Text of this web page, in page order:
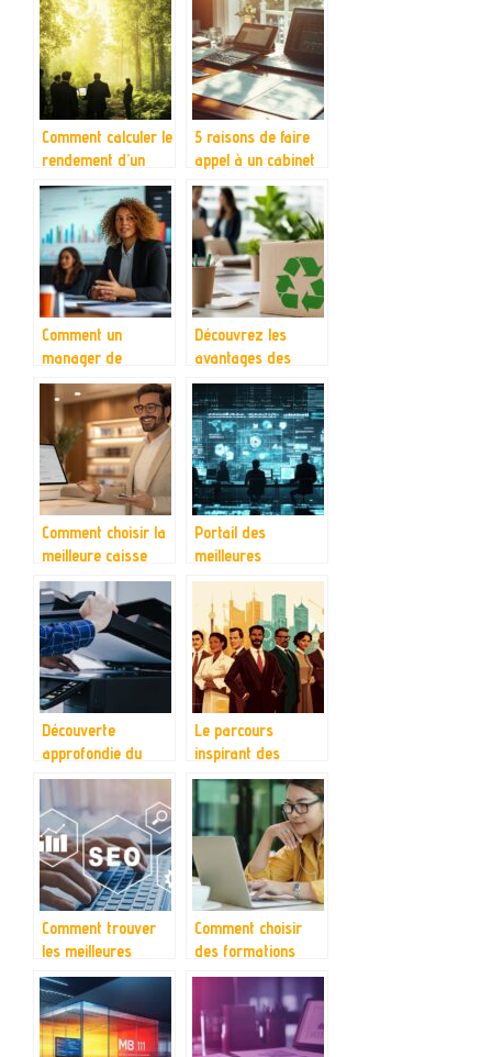
transition pour leur
mise en œuvre
environnement de
travail
Comment calculer le
rendement d’un
groupement
forestier pour un
investissement
rentable ?
5 raisons de faire
appel à un cabinet
comptable dans
l’Essonne pour le
développement de
votre entreprise
Comment un
manager de
transition IT peut
dynamiser votre
transformation
numérique
Découvrez les
avantages des
emballages éco-
responsables pour
professionnels
Comment choisir la
meilleure caisse
iPad pour votre
commerce ?
Portail des
meilleures
entreprises :
comment choisir les
leaders pour
inspirer votre
stratégie
Découverte
approfondie du
Sharp BP50C26 : le
Le parcours
inspirant des
entrepreneurs qui
ont marqué
l’histoire
Comment trouver
les meilleures
solutions SEO pour
votre site
Comment choisir
des formations
professionnelles en
ligne pour une
transformation
digitale réussie